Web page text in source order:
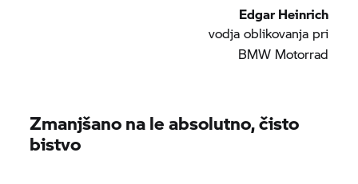
Edgar Heinrich
vodja oblikovanja pri
BMW Motorrad
Zmanjšano na le absolutno, čisto
bistvo